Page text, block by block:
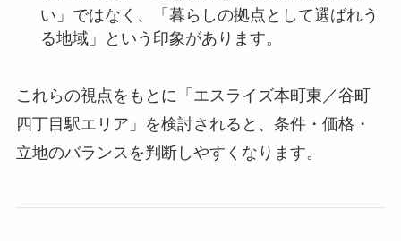
い」ではなく、「暮らしの拠点として選ばれう
る地域」という印象があります。
これらの視点をもとに「エスライズ本町東／谷町
四丁目駅エリア」を検討されると、条件・価格・
立地のバランスを判断しやすくなります。